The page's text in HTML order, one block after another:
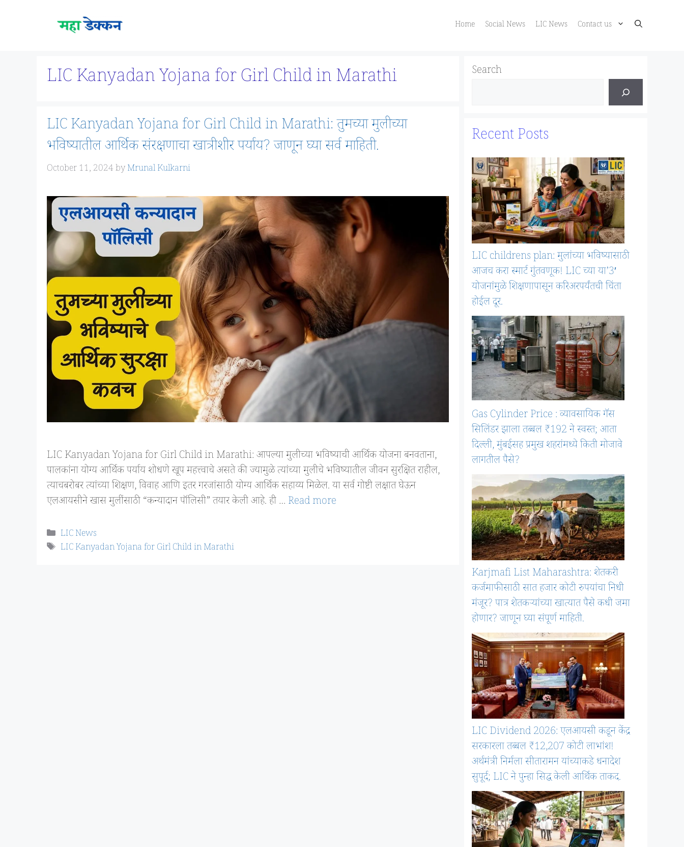
Home Social News LIC News Contact us
LIC Kanyadan Yojana for Girl Child in Marathi
LIC Kanyadan Yojana for Girl Child in Marathi: तुमच्या मुलीच्या
भविष्यातील आर्थिक संरक्षणाचा खात्रीशीर पर्याय? जाणून घ्या सर्व माहिती.
October 11, 2024byMrunal Kulkarni
LIC Kanyadan Yojana for Girl Child in Marathi: आपल्या मुलीच्या भविष्याची आर्थिक योजना बनवताना,
पालकांना योग्य आर्थिक पर्याय शोधणे खूप महत्त्वाचे असते की ज्यामुळे त्यांच्या मुलीचे भविष्यातील जीवन सुरक्षित राहील,
त्याचबरोबर त्यांच्या शिक्षण, विवाह आणि इतर गरजांसाठी योग्य आर्थिक सहाय्य मिळेल. या सर्व गोष्टी लक्षात घेऊन
एलआयसीने खास मुलींसाठी “कन्यादान पॉलिसी” तयार केली आहे. ही … Read more
Categories
LIC News
Tags
LIC Kanyadan Yojana for Girl Child in Marathi
Search
Recent Posts
LIC childrens plan: मुलांच्या भविष्यासाठी
आजच करा स्मार्ट गुंतवणूक! LIC च्या या’3′
योजनांमुळे शिक्षणापासून करिअरपर्यंतची चिंता
होईल दूर.
Gas Cylinder Price : व्यावसायिक गॅस
सिलिंडर झाला तब्बल ₹192 ने स्वस्त; आता
दिल्ली, मुंबईसह प्रमुख शहरांमध्ये किती मोजावे
लागतील पैसे?
Karjmafi List Maharashtra: शेतकरी
कर्जमाफीसाठी सात हजार कोटी रुपयांचा निधी
मंजूर? पात्र शेतकऱ्यांच्या खात्यात पैसे कधी जमा
होणार? जाणून घ्या संपूर्ण माहिती.
LIC Dividend 2026: एलआयसी कडून केंद्र
सरकारला तब्बल ₹12,207 कोटी लाभांश!
अर्थमंत्री निर्मला सीतारामन यांच्याकडे धनादेश
सुपूर्द; LIC ने पुन्हा सिद्ध केली आर्थिक ताकद.